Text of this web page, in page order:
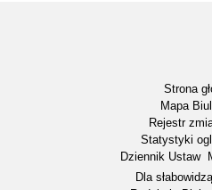
Strona
Mapa
Rejestr
Statystyki
Dziennik Ustaw
Menu dodatkowe
Dla